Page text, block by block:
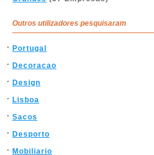
Outros utilizadores pesquisaram
Portugal
Decoracao
Design
Lisboa
Sacos
Desporto
Mobiliario